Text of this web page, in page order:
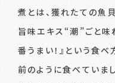
煮とは、獲れたての魚
旨味エキス“潮”ごと味
番うまい！』という食
前のように食べていま